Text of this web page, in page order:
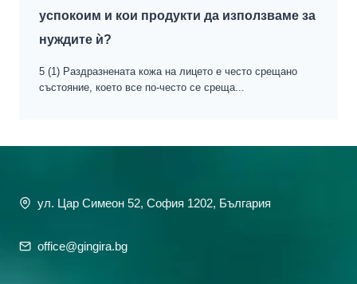
успокоим и кои продукти да използваме за
нуждите ѝ?
5 (1) Раздразнената кожа на лицето е често срещано
състояние, което все по-често се среща...
ул. Цар Симеон 52, София 1202, България
office@gingira.bg